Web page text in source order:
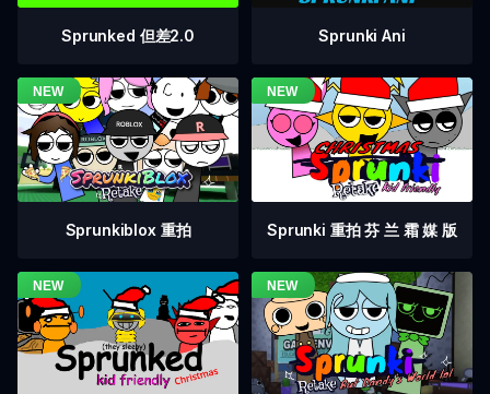
Sprunked 但差2.0 Sprunki Ani
Sprunkiblox 重拍 Sprunki 重拍 芬 兰 霜 媒 版